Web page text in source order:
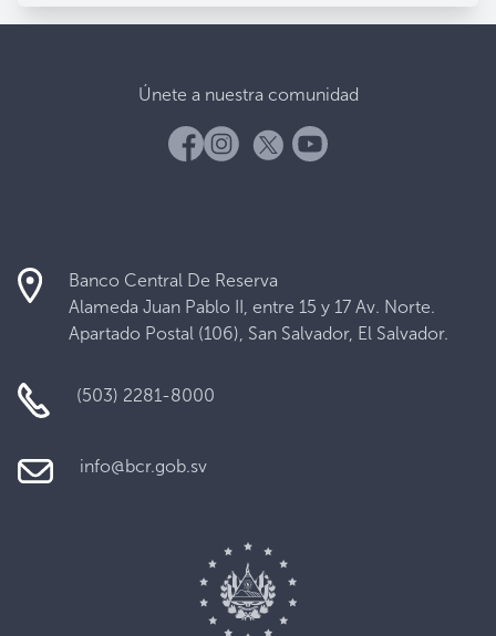
Banco Central De Reserva
Alameda Juan Pablo II, entre 15 y 17 Av. Norte.
Apartado Postal (106), San Salvador, El Salvador.
(503) 2281-8000
info@bcr.gob.sv
Únete a nuestra comunidad